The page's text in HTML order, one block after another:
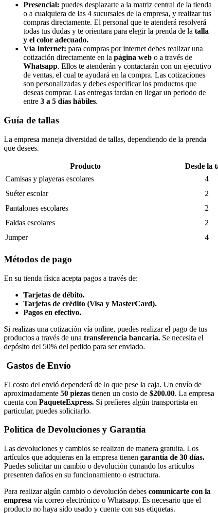
Presencial: puedes desplazarte a la matriz central de la tienda
o a cualquiera de las 4 sucursales de la empresa, y realizar tus
compras directamente. El personal que te atenderá resolverá
todas tus dudas y te orientara para elegir la prenda de la talla
y el color adecuado.
Vía Internet: para compras por internet debes realizar una
cotización directamente en la página web o a través de
Whatsapp. Ellos te atenderán y contactarán con un ejecutivo
de ventas, el cual te ayudará en la compra. Las cotizaciones
son personalizadas y debes especificar los productos que
deseas comprar. Las entregas tardan en llegar un periodo de
entre 3 a 5 días hábiles.
Guía de tallas
La empresa maneja diversidad de tallas, dependiendo de la prenda
que desees.
Producto
Desde la
Camisas y playeras escolares
4
Suéter escolar
2
Pantalones escolares
2
Faldas escolares
2
Jumper
4
Métodos de pago
En su tienda física acepta pagos a través de:
Tarjetas de débito.
Tarjetas de crédito (Visa y MasterCard).
Pagos en efectivo.
Si realizas una cotización vía online, puedes realizar el pago de tus
productos a través de una transferencia bancaria. Se necesita el
depósito del 50% del pedido para ser enviado.
Gastos de Envío
El costo del envió dependerá de lo que pese la caja. Un envío de
aproximadamente 50 piezas tienen un costo de $200.00. La empresa
cuenta con PaqueteExpress. Si prefieres algún transportista en
particular, puedes solicitarlo.
Política de Devoluciones y Garantía
Las devoluciones y cambios se realizan de manera gratuita. Los
artículos que adquieras en la empresa tienen garantía de 30 días.
Puedes solicitar un cambio o devolución cunando los artículos
presenten daños en su funcionamiento o estructura.
Para realizar algún cambio o devolución debes comunicarte con la
empresa vía correo electrónico o Whatsapp. Es necesario que el
producto no haya sido usado y cuente con sus etiquetas.